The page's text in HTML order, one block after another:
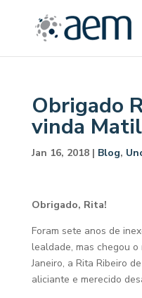
Obrigado
vinda
Jan 16, 2018| Blog,
Obrigado, Rita!
Foram sete anos de
lealdade, mas chegou
Janeiro, a Rita Ribeiro
aliciante e merecido